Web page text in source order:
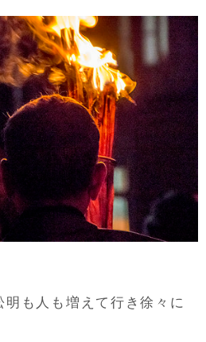
も人も増えて行き徐々に